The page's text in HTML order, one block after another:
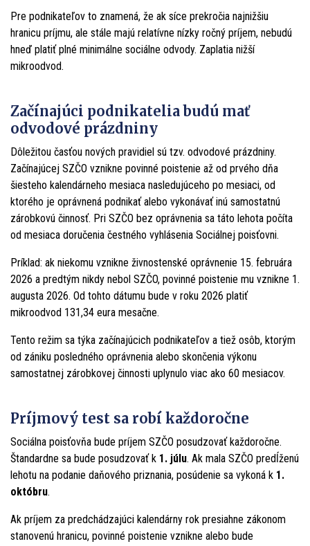
Pre podnikateľov to znamená, že ak síce prekročia najnižšiu
hranicu príjmu, ale stále majú relatívne nízky ročný príjem, nebudú
hneď platiť plné minimálne sociálne odvody. Zaplatia nižší
mikroodvod.
Začínajúci podnikatelia budú mať
odvodové prázdniny
Dôležitou časťou nových pravidiel sú tzv. odvodové prázdniny.
Začínajúcej SZČO vznikne povinné poistenie až od prvého dňa
šiesteho kalendárneho mesiaca nasledujúceho po mesiaci, od
ktorého je oprávnená podnikať alebo vykonávať inú samostatnú
zárobkovú činnosť. Pri SZČO bez oprávnenia sa táto lehota počíta
od mesiaca doručenia čestného vyhlásenia Sociálnej poisťovni.
Príklad: ak niekomu vznikne živnostenské oprávnenie 15. februára
2026 a predtým nikdy nebol SZČO, povinné poistenie mu vznikne 1.
augusta 2026. Od tohto dátumu bude v roku 2026 platiť
mikroodvod 131,34 eura mesačne.
Tento režim sa týka začínajúcich podnikateľov a tiež osôb, ktorým
od zániku posledného oprávnenia alebo skončenia výkonu
samostatnej zárobkovej činnosti uplynulo viac ako 60 mesiacov.
Príjmový test sa robí každoročne
Sociálna poisťovňa bude príjem SZČO posudzovať každoročne.
Štandardne sa bude posudzovať k 1. júlu. Ak mala SZČO predĺženú
lehotu na podanie daňového priznania, posúdenie sa vykoná k 1.
októbru.
Ak príjem za predchádzajúci kalendárny rok presiahne zákonom
stanovenú hranicu, povinné poistenie vznikne alebo bude